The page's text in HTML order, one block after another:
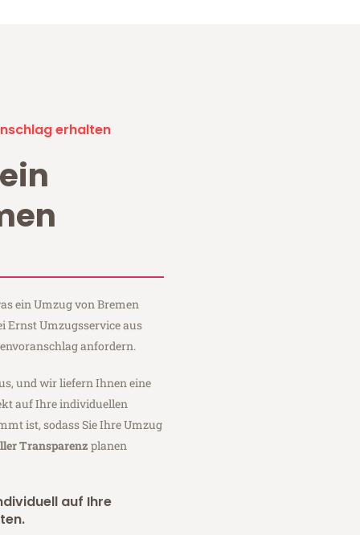
erhalten
ein Umzug von Bremen
Ernst Umzugsservice aus
anfordern.
und wir liefern Ihnen eine
auf Ihre individuellen
ist, sodass Sie Ihre Umzug
Transparenz planen
auf Ihre